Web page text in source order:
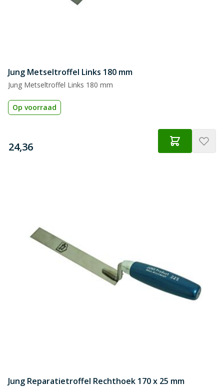
Jung Metseltroffel Links 180 mm
Jung Metseltroffel Links 180 mm
Op voorraad
€
24,36
Jung Reparatietroffel Rechthoek 170 x 25 mm